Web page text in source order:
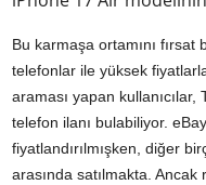
Bu karmaşa ortamını fırsat
telefonlar ile yüksek
araması yapan kullanıcılar,
telefon ilanı bulabiliyor.
fiyatlandırılmışken, diğer
arasında satılmakta. Ancak